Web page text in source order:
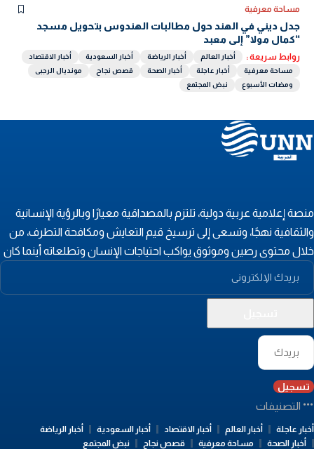
مساحة معرفية
جدل ديني في الهند حول مطالبات الهندوس بتحويل مسجد
“كمال مولا” إلى معبد
روابط سريعة : أخبار العالم أخبار الرياضة أخبار السعودية
أخبار الاقتصاد
مساحة معرفية
أخبار عاجلة أخبار الصحة قصص نجاح
مونديال الرجبى
ومضات الأسبوع
نبض المجتمع
إعلامية عربية دولية، تلتزم بالمصداقية معيارًا وبالرؤية الإنسانية
نهجًا، وتسعى إلى ترسيخ قيم التعايش ومكافحة التطرف، من
محتوى رصين وموثوق يواكب احتياجات الإنسان وتطلعاته أينما كان
تسجيل
التصنيفات
عاجلة أخبار العالم أخبار الاقتصاد أخبار السعودية
أخبار الرياضة
أخبار الصحة
مساحة معرفية قصص نجاح نبض المجتمع